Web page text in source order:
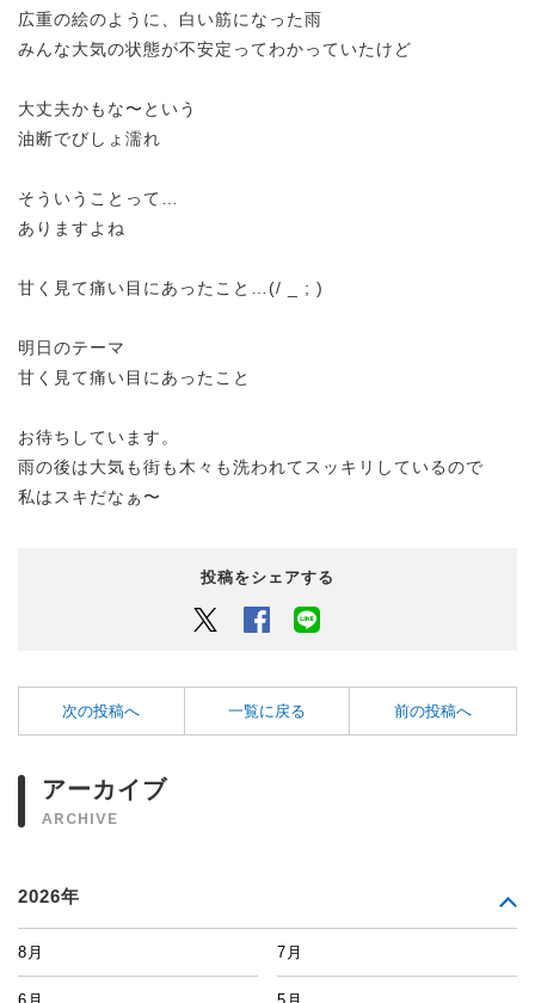
広重の絵のように、白い筋になった雨
みんな大気の状態が不安定ってわかっていたけど
大丈夫かもな〜という
油断でびしょ濡れ
そういうことって…
ありますよね
甘く見て痛い目にあったこと…(/ _ ; )
明日のテーマ
甘く見て痛い目にあったこと
お待ちしています。
雨の後は大気も街も木々も洗われてスッキリしているので
私はスキだなぁ〜
投稿をシェアする
Twitter Facebook
次の投稿へ 一覧に戻る 前の投稿へ
アーカイブ
ARCHIVE
2026年
8月 7月